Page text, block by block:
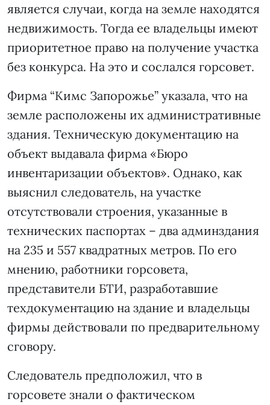
является случаи, когда на земле находятся
недвижимость. Тогда ее владельцы имеют
приоритетное право на получение участка
без конкурса. На это и сослался горсовет.
Фирма “Кимс Запорожье” указала, что на
земле расположены их административные
здания. Техническую документацию на
объект выдавала фирма «Бюро
инвентаризации объектов». Однако, как
выяснил следователь, на участке
отсутствовали строения, указанные в
технических паспортах – два админздания
на 235 и 557 квадратных метров. По его
мнению, работники горсовета,
представители БТИ, разработавшие
техдокументацию на здание и владельцы
фирмы действовали по предварительному
сговору.
Следователь предположил, что в
горсовете знали о фактическом